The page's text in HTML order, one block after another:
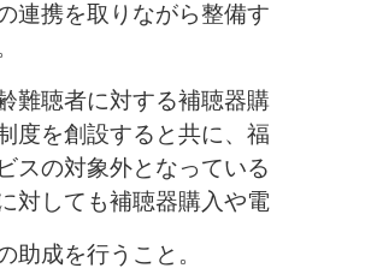
連携を取 りながら整備す
難聴者に対する補聴器購
度を創設すると共に、福
ビスの対象外となっている
対しても補聴器購入や電
助成を行うこと。